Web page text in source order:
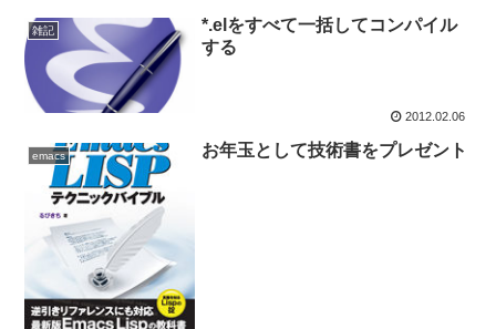
雑記
*.elをすべて一括してコンパイル
する
2012.02.06
emacs お年玉として技術書をプレゼント